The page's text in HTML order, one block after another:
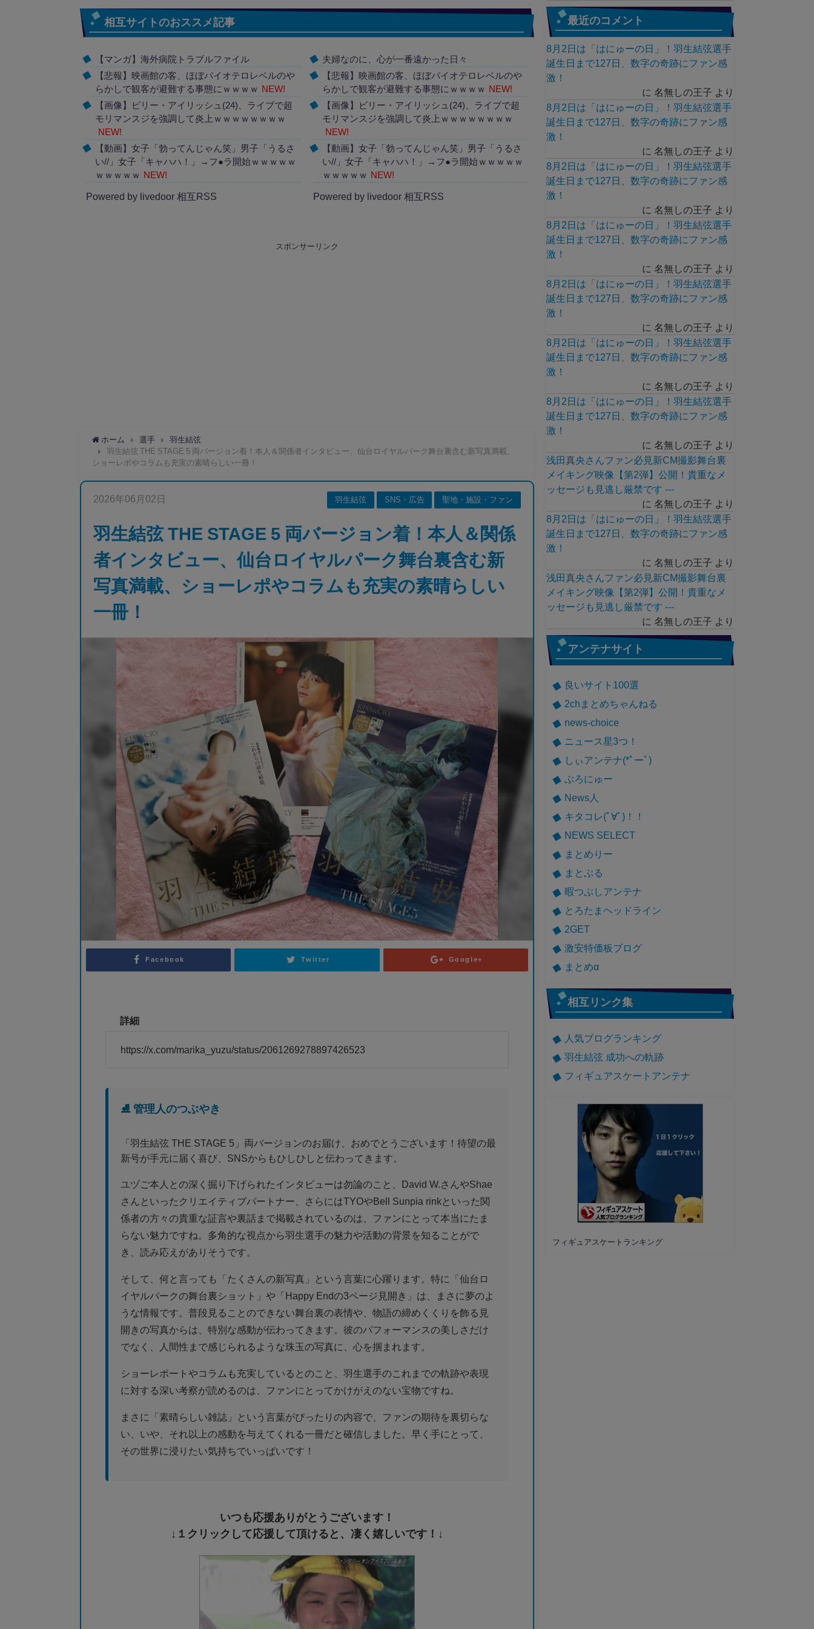
相互サイトのおススメ記事
【マンガ】海外病院トラブルファイル
【悲報】映画館の客、ほぼバイオテロレベルのや
らかしで観客が避難する事態にｗｗｗｗ
NEW!
【画像】ビリー・アイリッシュ(24)、ライブで超
モリマンスジを強調して炎上ｗｗｗｗｗｗｗｗ
NEW!
【動画】女子「勃ってんじゃん笑」男子「うるさ
い//」女子「キャハハ！」→フ●ラ開始ｗｗｗｗｗ
ｗｗｗｗｗ
NEW!
Powered by livedoor 相互RSS
夫婦なのに、心が一番遠かった日々
【悲報】映画館の客、ほぼバイオテロレベルのや
らかしで観客が避難する事態にｗｗｗｗ
NEW!
【画像】ビリー・アイリッシュ(24)、ライブで超
モリマンスジを強調して炎上ｗｗｗｗｗｗｗｗ
NEW!
【動画】女子「勃ってんじゃん笑」男子「うるさ
い//」女子「キャハハ！」→フ●ラ開始ｗｗｗｗｗ
ｗｗｗｗｗ
NEW!
Powered by livedoor 相互RSS
スポンサーリンク
ホーム 選手
羽生結弦
羽生結弦 THE STAGE 5 両バージョン着！本人＆関係者インタビュー、仙台ロイヤルパーク舞台裏含む新写真満載、
ショーレポやコラムも充実の素晴らしい一冊！
2026年06月02日 羽生結弦 SNS・広告 聖地・施設・ファン
羽生結弦 THE STAGE 5 両バージョン着！本人＆関係
者インタビュー、仙台ロイヤルパーク舞台裏含む新
写真満載、ショーレポやコラムも充実の素晴らしい
一冊！
Facebook Twitter Google+
詳細
https://x.com/marika_yuzu/status/2061269278897426523
⛸️ 管理人のつぶやき
「羽生結弦 THE STAGE 5」両バージョンのお届け、おめでとうございます！待望の最
新号が手元に届く喜び、SNSからもひしひしと伝わってきます。
ユヅご本人との深く掘り下げられたインタビューは勿論のこと、David W.さんやShae
さんといったクリエイティブパートナー、さらにはTYOやBell Sunpia rinkといった関
係者の方々の貴重な証言や裏話まで掲載されているのは、ファンにとって本当にたま
らない魅力ですね。多角的な視点から羽生選手の魅力や活動の背景を知ることがで
き、読み応えがありそうです。
そして、何と言っても「たくさんの新写真」という言葉に心躍ります。特に「仙台ロ
イヤルパークの舞台裏ショット」や「Happy Endの3ページ見開き」は、まさに夢のよ
うな情報です。普段見ることのできない舞台裏の表情や、物語の締めくくりを飾る見
開きの写真からは、特別な感動が伝わってきます。彼のパフォーマンスの美しさだけ
でなく、人間性まで感じられるような珠玉の写真に、心を掴まれます。
ショーレポートやコラムも充実しているとのこと、羽生選手のこれまでの軌跡や表現
に対する深い考察が読めるのは、ファンにとってかけがえのない宝物ですね。
まさに「素晴らしい雑誌」という言葉がぴったりの内容で、ファンの期待を裏切らな
い、いや、それ以上の感動を与えてくれる一冊だと確信しました。早く手にとって、
その世界に浸りたい気持ちでいっぱいです！
いつも応援ありがとうございます！
↓１クリックして応援して頂けると、凄く嬉しいです！↓
最近のコメント
8月2日は「はにゅーの日」！羽生結弦選手
誕生日まで127日、数字の奇跡にファン感
激！
に 名無しの王子 より
8月2日は「はにゅーの日」！羽生結弦選手
誕生日まで127日、数字の奇跡にファン感
激！
に 名無しの王子 より
8月2日は「はにゅーの日」！羽生結弦選手
誕生日まで127日、数字の奇跡にファン感
激！
に 名無しの王子 より
8月2日は「はにゅーの日」！羽生結弦選手
誕生日まで127日、数字の奇跡にファン感
激！
に 名無しの王子 より
8月2日は「はにゅーの日」！羽生結弦選手
誕生日まで127日、数字の奇跡にファン感
激！
に 名無しの王子 より
8月2日は「はにゅーの日」！羽生結弦選手
誕生日まで127日、数字の奇跡にファン感
激！
に 名無しの王子 より
8月2日は「はにゅーの日」！羽生結弦選手
誕生日まで127日、数字の奇跡にファン感
激！
に 名無しの王子 より
浅田真央さんファン必見新CM撮影舞台裏
メイキング映像【第2弾】公開！貴重なメ
ッセージも見逃し厳禁です ---
に 名無しの王子 より
8月2日は「はにゅーの日」！羽生結弦選手
誕生日まで127日、数字の奇跡にファン感
激！
に 名無しの王子 より
浅田真央さんファン必見新CM撮影舞台裏
メイキング映像【第2弾】公開！貴重なメ
ッセージも見逃し厳禁です ---
に 名無しの王子 より
アンテナサイト
良いサイト100選
2chまとめちゃんねる
news-choice
ニュース星3つ！
しぃアンテナ(*ﾟーﾟ)
ぶろにゅー
News人
キタコレ(ﾟ∀ﾟ)！！
NEWS SELECT
まとめりー
まとぶる
暇つぶしアンテナ
とろたまヘッドライン
2GET
激安特価板ブログ
まとめα
相互リンク集
人気ブログランキング
羽生結弦 成功への軌跡
フィギュアスケートアンテナ
フィギュアスケートランキング